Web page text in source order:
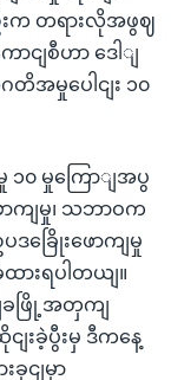
ဦးက တရားလိုအဖွဈ
ငျစီဟာ ဒေါျ
အမှုပေါငျး ၁၀
၁၀ မှုကြောျအပွ
ာကျမှု၊ သဘာဝက
ဒခြေိုးဖောကျမှု
ထားရပါတယျ။
ခဖြို့အတှကျ
ျးခဲ့ပွီးမှ ဒီကနေ့
ငျမှာ